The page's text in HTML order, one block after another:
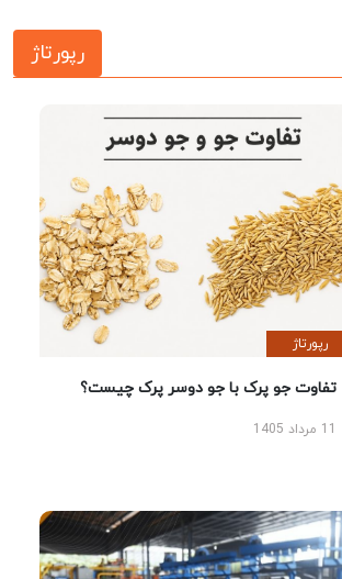
رپورتاژ
رپورتاژ
تفاوت جو پرک با جو دوسر پرک چیست؟